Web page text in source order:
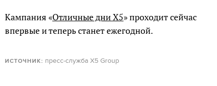
Кампания «Отличные дни Х5» проходит сейчас
впервые и теперь станет ежегодной.
ИСТОЧНИК: пресс-служба X5 Group